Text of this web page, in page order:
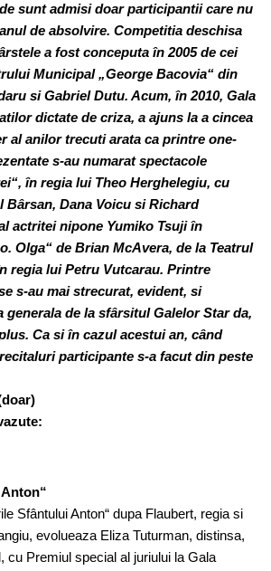
sunt admisi doar participantii care nu
de absolvire. Competitia deschisa
a fost conceputa în 2005 de cei
Municipal „George Bacovia“ din
si Gabriel Dutu. Acum, în 2010, Gala
dictate de criza, a ajuns la a cincea
al anilor trecuti arata ca printre one-
s-au numarat spectacole
în regia lui Theo Herghelegiu, cu
Bârsan, Dana Voicu si Richard
actritei nipone Yumiko Tsuji în
Olga“ de Brian McAvera, de la Teatrul
regia lui Petru Vutcarau. Printre
s-au mai strecurat, evident, si
generala de la sfârsitul Galelor Star da,
Ca si în cazul acestui an, când
participante s-a facut din peste
Sfântului Anton“ dupa Flaubert, regia si
evolueaza Eliza Tuturman, distinsa,
cu Premiul special al juriului la Gala